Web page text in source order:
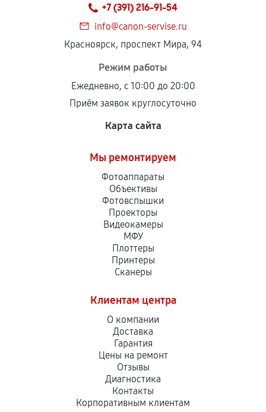
+7 (391) 216-91-54
info@canon-servise.ru
Красноярск, проспект Мира, 94
Режим работы
Ежедневно, с 10:00 до 20:00
Приём заявок круглосуточно
Карта сайта
Мы ремонтируем
Фотоаппараты
Объективы
Фотовспышки
Проекторы
Видеокамеры
МФУ
Плоттеры
Принтеры
Сканеры
Клиентам центра
О компании
Доставка
Гарантия
Цены на ремонт
Отзывы
Диагностика
Контакты
Корпоративным клиентам